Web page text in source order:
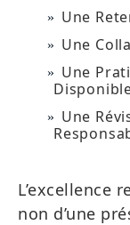
Une
Une
Une
Une
L’excellence
non d’une